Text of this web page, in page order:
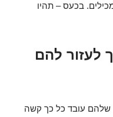
בכעס – תהיו
לעזור להם
שלהם עובד כל כך קשה